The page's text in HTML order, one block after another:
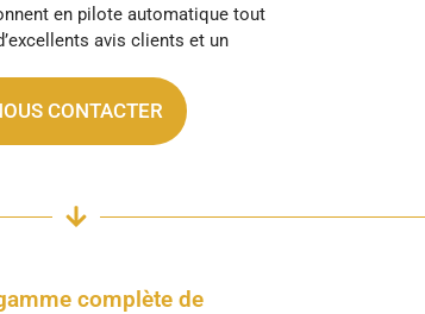
CONTACTER
complète de